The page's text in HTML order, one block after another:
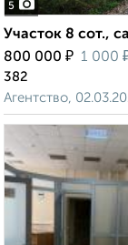
5
Участок 8 сот.,
800 000 ₽ 1 000
382
Агентство,